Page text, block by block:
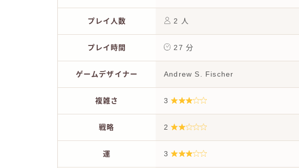
プレイ人数 2 人
プレイ時間 27 分
ゲームデザイナー Andrew S. Fischer
複雑さ 3
戦略 2
運 3